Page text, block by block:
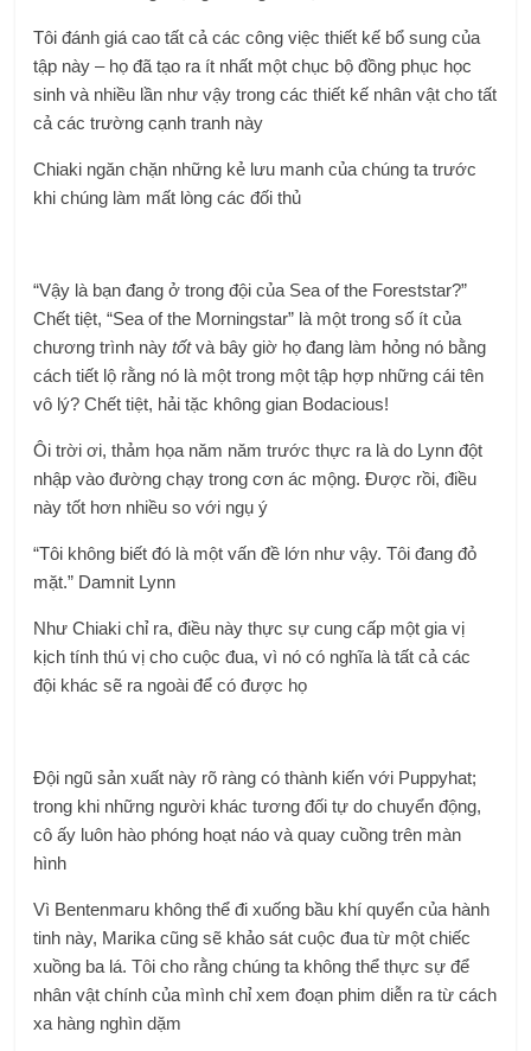
Tôi đánh giá cao tất cả các công việc thiết kế bổ sung của
tập này – họ đã tạo ra ít nhất một chục bộ đồng phục học
sinh và nhiều lần như vậy trong các thiết kế nhân vật cho tất
cả các trường cạnh tranh này
Chiaki ngăn chặn những kẻ lưu manh của chúng ta trước
khi chúng làm mất lòng các đối thủ
“Vậy là bạn đang ở trong đội của Sea of ​​the Foreststar?”
Chết tiệt, “Sea of ​​the Morningstar” là một trong số ít của
chương trình nàytốtvà bây giờ họ đang làm hỏng nó bằng
cách tiết lộ rằng nó là một trong một tập hợp những cái tên
vô lý? Chết tiệt, hải tặc không gian Bodacious!
Ôi trời ơi, thảm họa năm năm trước thực ra là do Lynn đột
nhập vào đường chạy trong cơn ác mộng. Được rồi, điều
này tốt hơn nhiều so với ngụ ý
“Tôi không biết đó là một vấn đề lớn như vậy. Tôi đang đỏ
mặt.” Damnit Lynn
Như Chiaki chỉ ra, điều này thực sự cung cấp một gia vị
kịch tính thú vị cho cuộc đua, vì nó có nghĩa là tất cả các
đội khác sẽ ra ngoài để có được họ
Đội ngũ sản xuất này rõ ràng có thành kiến ​​với Puppyhat;
trong khi những người khác tương đối tự do chuyển động,
cô ấy luôn hào phóng hoạt náo và quay cuồng trên màn
hình
Vì Bentenmaru không thể đi xuống bầu khí quyển của hành
tinh này, Marika cũng sẽ khảo sát cuộc đua từ một chiếc
xuồng ba lá. Tôi cho rằng chúng ta không thể thực sự để
nhân vật chính của mình chỉ xem đoạn phim diễn ra từ cách
xa hàng nghìn dặm